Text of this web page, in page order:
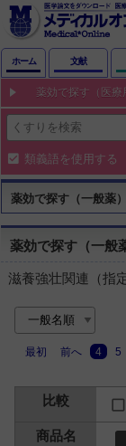
ホーム 文献
薬効で探す（医療
類義語を使用する
薬効で探す（一般薬）
薬効で探す（一
滋養強壮関連（指
最初 前へ 4 5